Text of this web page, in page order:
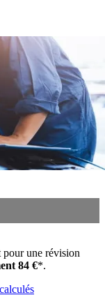
pour une révision
84 €*.